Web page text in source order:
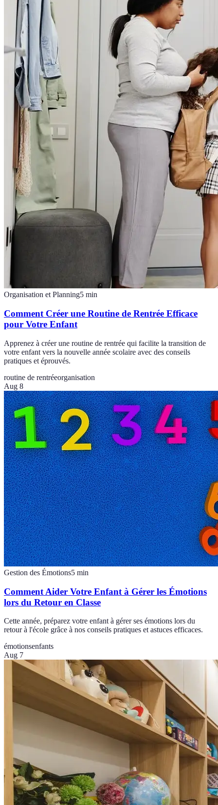
Organisation et Planning5 min
Comment Créer une Routine de Rentrée Efficace
pour Votre Enfant
Apprenez à créer une routine de rentrée qui facilite la transition de
votre enfant vers la nouvelle année scolaire avec des conseils
pratiques et éprouvés.
routine de rentréeorganisation
Aug 8
Gestion des Émotions5 min
Comment Aider Votre Enfant à Gérer les Émotions
lors du Retour en Classe
Cette année, préparez votre enfant à gérer ses émotions lors du
retour à l'école grâce à nos conseils pratiques et astuces efficaces.
émotionsenfants
Aug 7